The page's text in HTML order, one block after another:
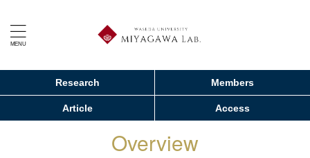
Research Members
Article Access
Overview